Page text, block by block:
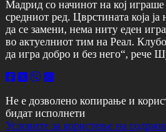
Мадрид со начинот на кој
средниот ред. Цврстината која
да се замени, нема ниту еден
во актуелниот тим на Реал.
да игра добро и без него“, рече
Не е дозволено копирање и
бидат исполнети
Условите за користење на